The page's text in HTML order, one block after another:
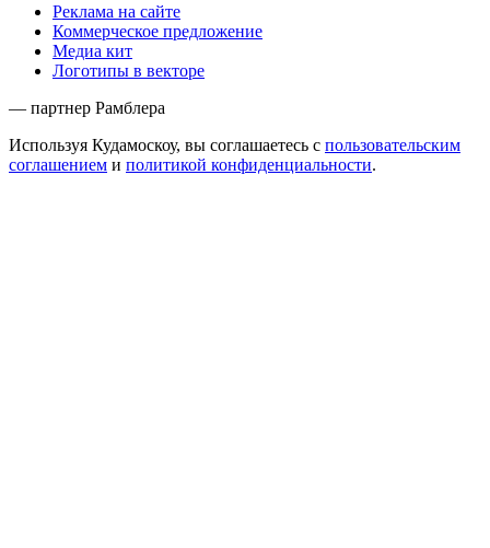
Реклама на сайте
Коммерческое предложение
Медиа кит
Логотипы в векторе
— партнер Рамблера
Используя Кудамоскоу, вы соглашаетесь с пользовательским
соглашением и политикой конфиденциальности.